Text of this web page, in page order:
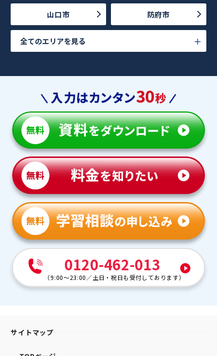
山口市 防府市
全てのエリアを見る
0120-462-013
（9:00～23:00 ／土日・祝日も受付しております）
サイトマップ